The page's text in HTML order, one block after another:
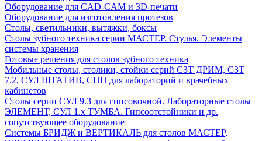
Оборудование для CAD-CAM и 3D-печати
Оборудование для изготовления протезов
Cтолы, светильники, вытяжки, боксы
Столы зубного техника серии МАСТЕР. Стулья. Элементы
системы хранения
Готовые решения для столов зубного техника
Мобильные столы, столики, стойки серий СЗТ ДРИМ, СЗТ
7.2, СУЛ ШТАТИВ, СПП для лабораторий и врачебных
кабинетов
Столы серии СУЛ 9.3 для гипсовочной. Лабораторные столы
ЭЛЕМЕНТ, СУЛ 1.х ТУМБА. Гипсоотстойники и др.
сопутствующее оборудование
Системы БРИДЖ и ВЕРТИКАЛЬ для столов МАСТЕР,